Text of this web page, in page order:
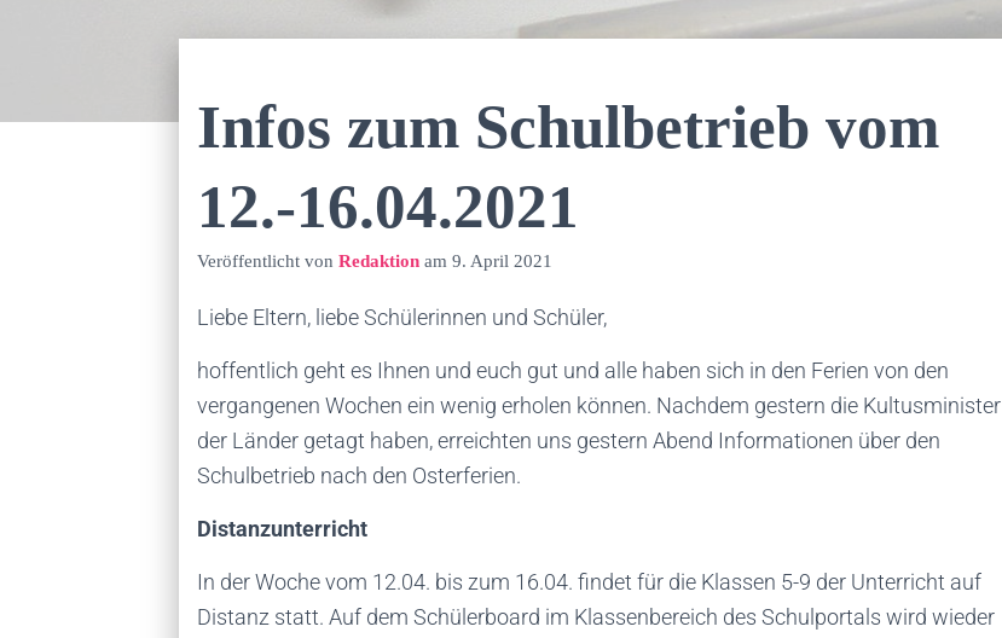
Infos zum Schulbetrieb vom
12.-16.04.2021
Veröffentlicht von Redaktionam 9. April 2021
Liebe Eltern, liebe Schülerinnen und Schüler,
hoffentlich geht es Ihnen und euch gut und alle haben sich in den Ferien von den
vergangenen Wochen ein wenig erholen können. Nachdem gestern die Kultusminister
der Länder getagt haben, erreichten uns gestern Abend Informationen über den
Schulbetrieb nach den Osterferien.
Distanzunterricht
In der Woche vom 12.04. bis zum 16.04. findet für die Klassen 5-9 der Unterricht auf
Distanz statt. Auf dem Schülerboard im Klassenbereich des Schulportals wird wieder